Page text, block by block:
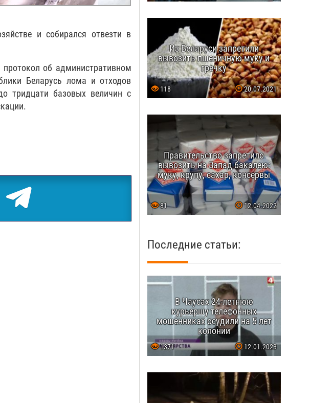
и собирался отвезти в
об административном
Беларусь лома и отходов
тридцати базовых величин с
Из Беларуси запретили
вывозить пшеничную муку и
гречку
118 20.07.2021
Правительство запретило
вывозить на Запад бакалею:
муку, крупу, сахар, консервы
81 12.04.2022
Последние статьи:
В Чаусах 24-летнюю
курьершу телефонных
мошенниках осудили на 5 лет
колонии
1371 12.01.2023